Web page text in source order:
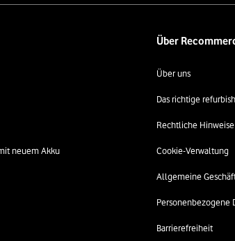
neuem Akku
Über
Über uns
Das richtige
Rechtliche Hinweise
Cookie-Verwaltung
Allgemeine
Personenbezogene
Barrierefreiheit